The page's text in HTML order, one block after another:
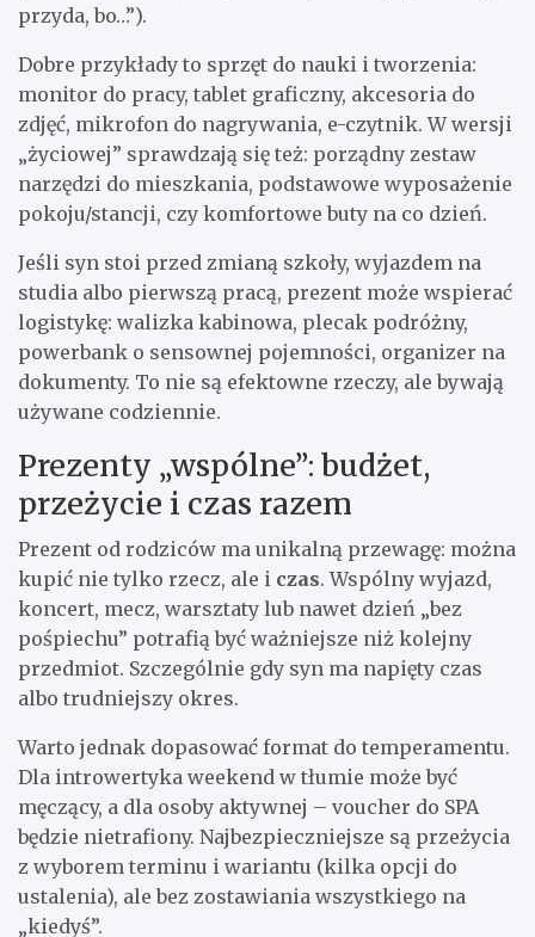
przyda, bo…”).
Dobre przykłady to sprzęt do nauki i tworzenia:
monitor do pracy, tablet graficzny, akcesoria do
zdjęć, mikrofon do nagrywania, e-czytnik. W wersji
„życiowej” sprawdzają się też: porządny zestaw
narzędzi do mieszkania, podstawowe wyposażenie
pokoju/stancji, czy komfortowe buty na co dzień.
Jeśli syn stoi przed zmianą szkoły, wyjazdem na
studia albo pierwszą pracą, prezent może wspierać
logistykę: walizka kabinowa, plecak podróżny,
powerbank o sensownej pojemności, organizer na
dokumenty. To nie są efektowne rzeczy, ale bywają
używane codziennie.
Prezenty „wspólne”: budżet,
przeżycie i czas razem
Prezent od rodziców ma unikalną przewagę: można
kupić nie tylko rzecz, ale i czas. Wspólny wyjazd,
koncert, mecz, warsztaty lub nawet dzień „bez
pośpiechu” potrafią być ważniejsze niż kolejny
przedmiot. Szczególnie gdy syn ma napięty czas
albo trudniejszy okres.
Warto jednak dopasować format do temperamentu.
Dla introwertyka weekend w tłumie może być
męczący, a dla osoby aktywnej – voucher do SPA
będzie nietrafiony. Najbezpieczniejsze są przeżycia
z wyborem terminu i wariantu (kilka opcji do
ustalenia), ale bez zostawiania wszystkiego na
„kiedyś”.